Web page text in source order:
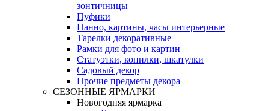
зонтичницы
Пуфики
Панно, картины, часы интерьерные
Тарелки декоративные
Рамки для фото и картин
Статуэтки, копилки, шкатулки
Садовый декор
Прочие предметы декора
СЕЗОННЫЕ ЯРМАРКИ
Новогодняя ярмарка